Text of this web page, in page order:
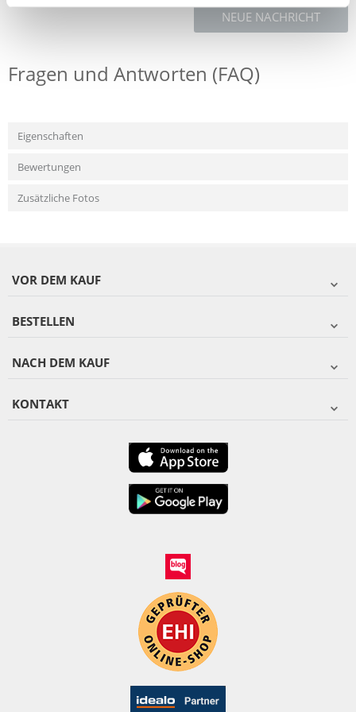
NEUE NACHRICHT
Fragen und Antworten (FAQ)
Eigenschaften
Bewertungen
Zusätzliche Fotos
VOR DEM KAUF
BESTELLEN
NACH DEM KAUF
KONTAKT